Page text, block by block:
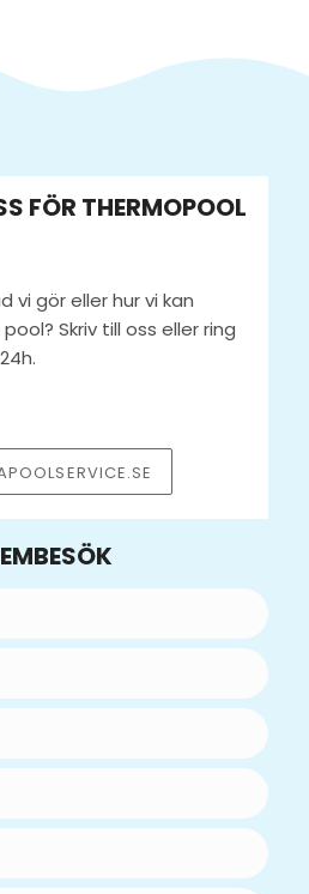
FÖR THERMOPOOL
vi gör eller hur vi kan
Skriv till oss eller ring